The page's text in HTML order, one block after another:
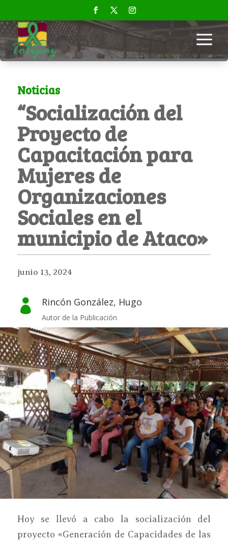
a
Noticias
“Socialización del
Proyecto de
Capacitación para
Mujeres de
Organizaciones
Sociales en el
municipio de Ataco»
junio 13, 2024
 Rincón González, Hugo
Autor de la Publicación
Hoy se llevó a cabo la socialización del
proyecto «Generación de Capacidades de las